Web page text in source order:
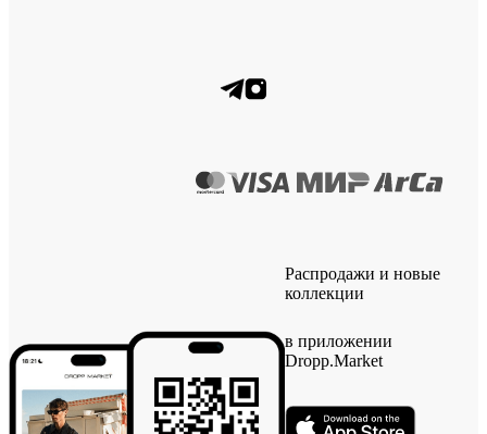
Распродажи и новые
коллекции
в приложении
Dropp.Market